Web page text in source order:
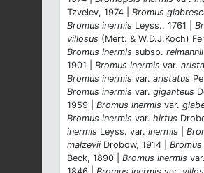
Tzvelev, 1974 | Bromus
Bromus inermis Leyss., 1761 |
villosus (Mert. & W.D.J.Koch)
Bromus inermis subsp. reimannii
1901 | Bromus inermis var.
Bromus inermis var. aristatus
Bromus inermis var. giganteus
1959 | Bromus inermis var.
Bromus inermis var. hirtus
inermis Leyss. var. inermis
malzevii Drobow, 1914 | Bromus
Beck, 1890 | Bromus inermis var.